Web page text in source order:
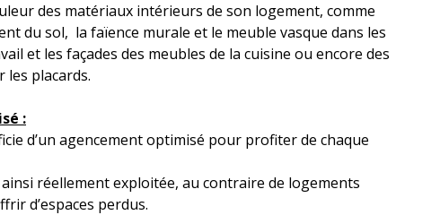
des matériaux intérieurs de son logement, comme
du sol, la faïence murale et le meuble vasque dans les
et les façades des meubles de la cuisine ou encore des
placards.
:
d’un agencement optimisé pour profiter de chaque
réellement exploitée, au contraire de logements
d’espaces perdus.